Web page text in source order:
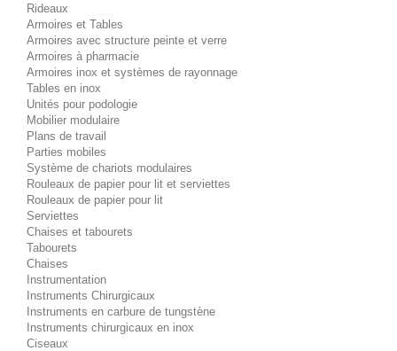
Rideaux
Armoires et Tables
Armoires avec structure peinte et verre
Armoires à pharmacie
Armoires inox et systèmes de rayonnage
Tables en inox
Unités pour podologie
Mobilier modulaire
Plans de travail
Parties mobiles
Système de chariots modulaires
Rouleaux de papier pour lit et serviettes
Rouleaux de papier pour lit
Serviettes
Chaises et tabourets
Tabourets
Chaises
Instrumentation
Instruments Chirurgicaux
Instruments en carbure de tungstène
Instruments chirurgicaux en inox
Ciseaux